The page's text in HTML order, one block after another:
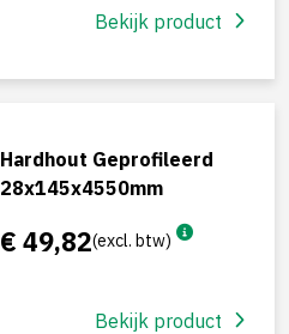
Bekijk product
Hardhout Geprofileerd
28x145x4550mm
€ 49,82(excl. btw)
Bekijk product